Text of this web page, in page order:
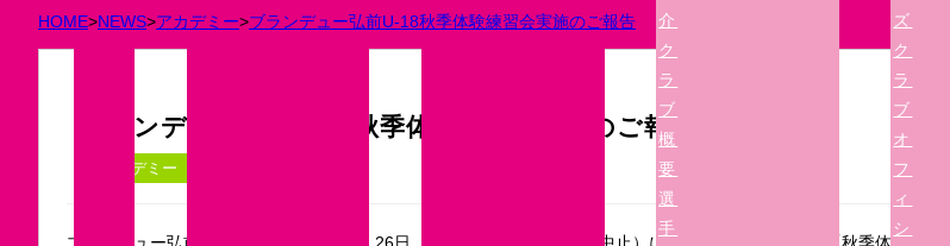
介
ク
ラ
ブ
概
要
選
手
ズ
ク
ラ
ブ
オ
フ
ィ
シ
HOME>NEWS>アカデミー>ブランデュー弘前U-18秋季体験練習会実施のご報告
ブランデュー弘前U-18秋季体験練習会実施のご報告
アカデミー